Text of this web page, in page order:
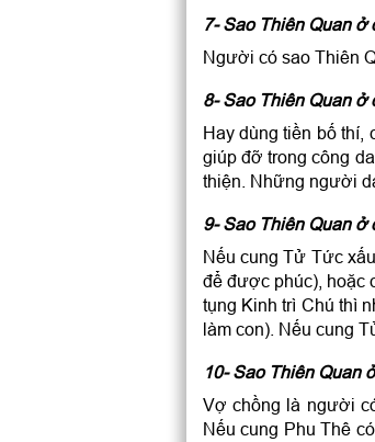
7- Sao Thiên Quan ở
Người có sao Thiên
8- Sao Thiên Quan ở
Hay dùng tiền bố
giúp đỡ trong công
thiện. Những người
9- Sao Thiên Quan ở
Nếu cung Tử Tức
để được phúc), hoặc
tụng Kinh trì Chú thì
làm con). Nếu cung
10- Sao Thiên Quan
Vợ chồng là người
Nếu cung Phu Thê